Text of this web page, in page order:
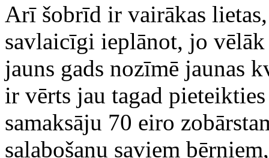
Arī šobrīd ir vairākas
savlaicīgi ieplānot, jo
jauns gads nozīmē jaunas
ir vērts jau tagad
samaksāju 70 eiro
salabošanu saviem